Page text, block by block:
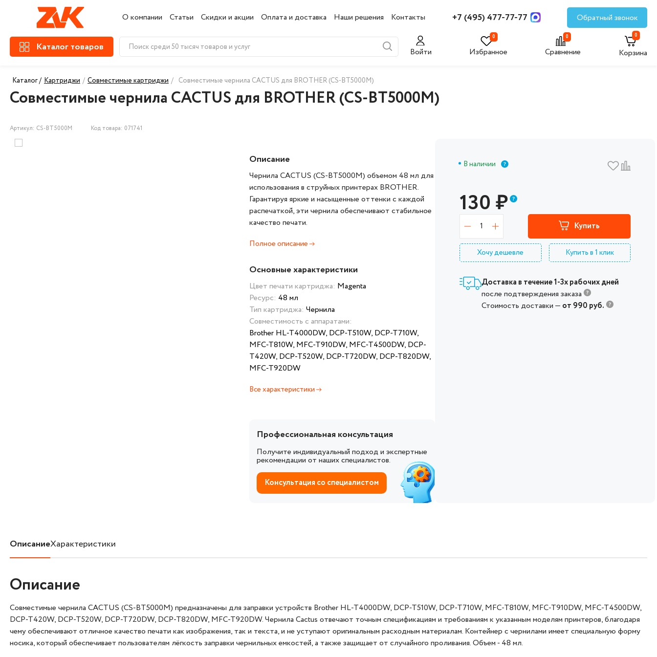
О компании Статьи Скидки и акции Оплата и доставка Наши решения Контакты +7 (495) 477-77-77 Обратный звонок
Каталог товаров Войти
0
Избранное
0
Сравнение
0
Корзина
Каталог / Картриджи / Совместимые картриджи / Совместимые чернила CACTUS для BROTHER (CS-BT5000M)
Совместимые чернила CACTUS для BROTHER (CS-BT5000M)
Артикул: CS-BT5000M Код товара: 071741
Описание
Чернила CACTUS (CS-BT5000M) объемом 48 мл для
использования в струйных принтерах BROTHER.
Гарантируя яркие и насыщенные оттенки с каждой
распечаткой, эти чернила обеспечивают стабильное
качество печати.
Полное описание
Основные характеристики
Цвет печати картриджа: Magenta
Ресурс: 48 мл
Тип картриджа: Чернила
Совместимость с аппаратами:
Brother HL-T4000DW, DCP-T510W, DCP-T710W,
MFC-T810W, MFC-T910DW, MFC-T4500DW, DCP-
T420W, DCP-T520W, DCP-T720DW, DCP-T820DW,
MFC-T920DW
Все характеристики
Профессиональная консультация
Получите индивидуальный подход и экспертные
рекомендации от наших специалистов.
Консультация со специалистом
В наличии
130₽
1 Купить
Хочу дешевле Купить в 1 клик
Доставка в течение 1-3х рабочих дней
после подтверждения заказа
Стоимость доставки — от 990 руб.
ОписаниеХарактеристики
Описание
Совместимые чернила CACTUS (CS-BT5000M) предназначены для заправки устройств Brother HL-T4000DW, DCP-T510W, DCP-T710W, MFC-T810W, MFC-T910DW, MFC-T4500DW,
DCP-T420W, DCP-T520W, DCP-T720DW, DCP-T820DW, MFC-T920DW. Чернила Cactus отвечают точным спецификациям и требованиям к указанным моделям принтеров, благодаря
чему обеспечивают отличное качество печати как изображения, так и текста, и не уступают оригинальным расходным материалам. Контейнер с чернилами имеет специальную форму
носика, который обеспечивает пользователям лёгкость заправки чернильных емкостей, а также защищает от случайного проливания. Объем - 48 мл.